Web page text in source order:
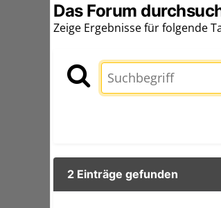
Das Forum
Zeige Ergebnisse für folgende
2 Einträge gefunden